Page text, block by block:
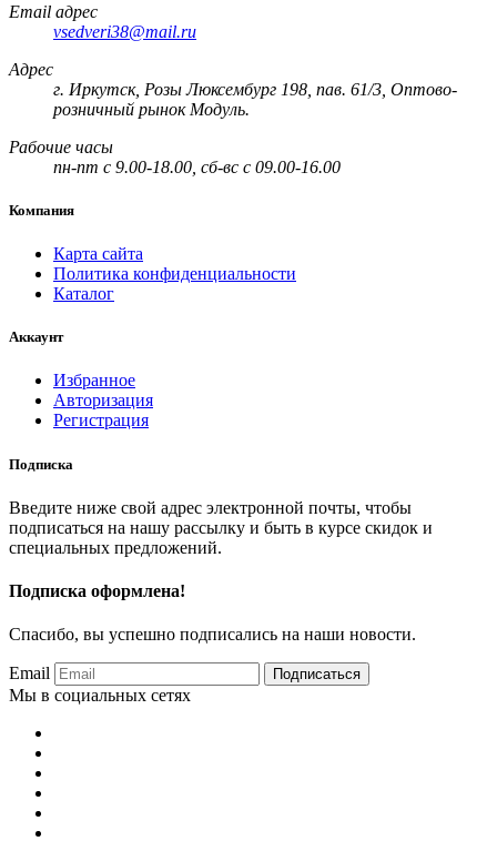
Email адрес
vsedveri38@mail.ru
Адрес
г. Иркутск, Розы Люксембург 198, пав. 61/3, Оптово-
розничный рынок Модуль.
Рабочие часы
пн-пт с 9.00-18.00, сб-вс с 09.00-16.00
Компания
Карта сайта
Политика конфиденциальности
Каталог
Аккаунт
Избранное
Авторизация
Регистрация
Подписка
Введите ниже свой адрес электронной почты, чтобы
подписаться на нашу рассылку и быть в курсе скидок и
специальных предложений.
Подписка оформлена!
Спасибо, вы успешно подписались на наши новости.
Email Подписаться
Мы в социальных сетях